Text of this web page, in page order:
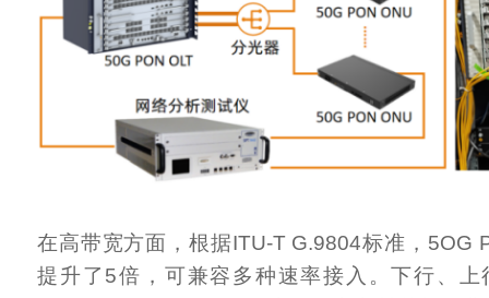
在高带宽方面，根据ITU-T G.9804标准，5OG
提升了5倍，可兼容多种速率接入。下行、上